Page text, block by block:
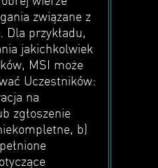
związane z
Dla przykładu,
jakichkolwiek
MSI może
Uczestników:
na
zgłoszenie
b)